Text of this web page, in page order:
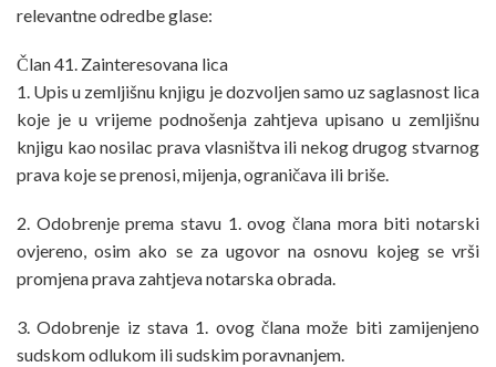
relevantne odredbe glase:
Član 41. Zainteresovana lica
1. Upis u zemljišnu knjigu je dozvoljen samo uz saglasnost lica
koje je u vrijeme podnošenja zahtjeva upisano u zemljišnu
knjigu kao nosilac prava vlasništva ili nekog drugog stvarnog
prava koje se prenosi, mijenja, ograničava ili briše.
2. Odobrenje prema stavu 1. ovog člana mora biti notarski
ovjereno, osim ako se za ugovor na osnovu kojeg se vrši
promjena prava zahtjeva notarska obrada.
3. Odobrenje iz stava 1. ovog člana može biti zamijenjeno
sudskom odlukom ili sudskim poravnanjem.